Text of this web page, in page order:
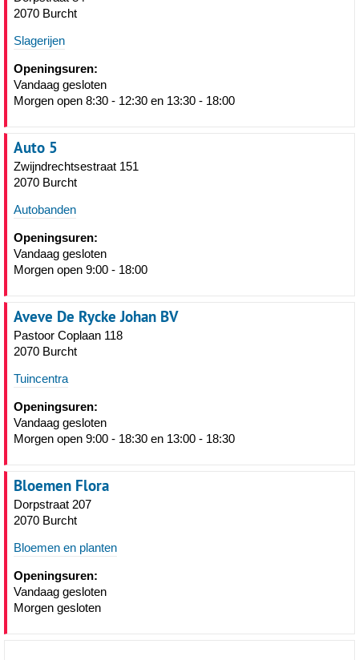
2070 Burcht
Slagerijen
Openingsuren:
Vandaag gesloten
Morgen open 8:30 - 12:30 en 13:30 - 18:00
Auto 5
Zwijndrechtsestraat 151
2070 Burcht
Autobanden
Openingsuren:
Vandaag gesloten
Morgen open 9:00 - 18:00
Aveve De Rycke Johan BV
Pastoor Coplaan 118
2070 Burcht
Tuincentra
Openingsuren:
Vandaag gesloten
Morgen open 9:00 - 18:30 en 13:00 - 18:30
Bloemen Flora
Dorpstraat 207
2070 Burcht
Bloemen en planten
Openingsuren:
Vandaag gesloten
Morgen gesloten